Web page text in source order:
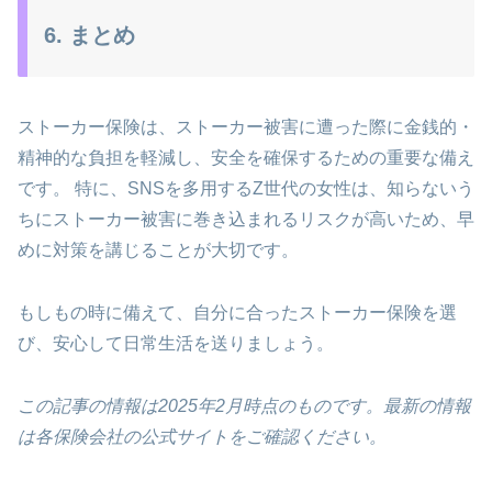
6. まとめ
ストーカー保険は、ストーカー被害に遭った際に金銭的・
精神的な負担を軽減し、安全を確保するための重要な備え
です。 特に、SNSを多用するZ世代の女性は、知らないう
ちにストーカー被害に巻き込まれるリスクが高いため、早
めに対策を講じることが大切です。
もしもの時に備えて、自分に合ったストーカー保険を選
び、安心して日常生活を送りましょう。
この記事の情報は2025年2月時点のものです。最新の情報
は各保険会社の公式サイトをご確認ください。